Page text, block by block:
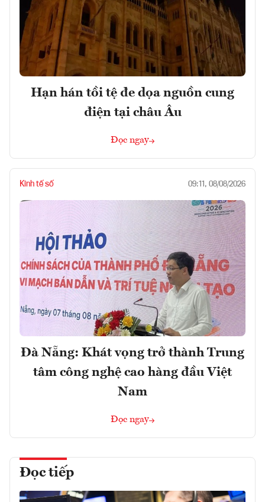
Hạn hán tồi tệ đe dọa nguồn cung
điện tại châu Âu
Đọc ngay
Kinh tế số 09:11, 08/08/2026
Đà Nẵng: Khát vọng trở thành Trung
tâm công nghệ cao hàng đầu Việt
Nam
Đọc ngay
Đọc tiếp